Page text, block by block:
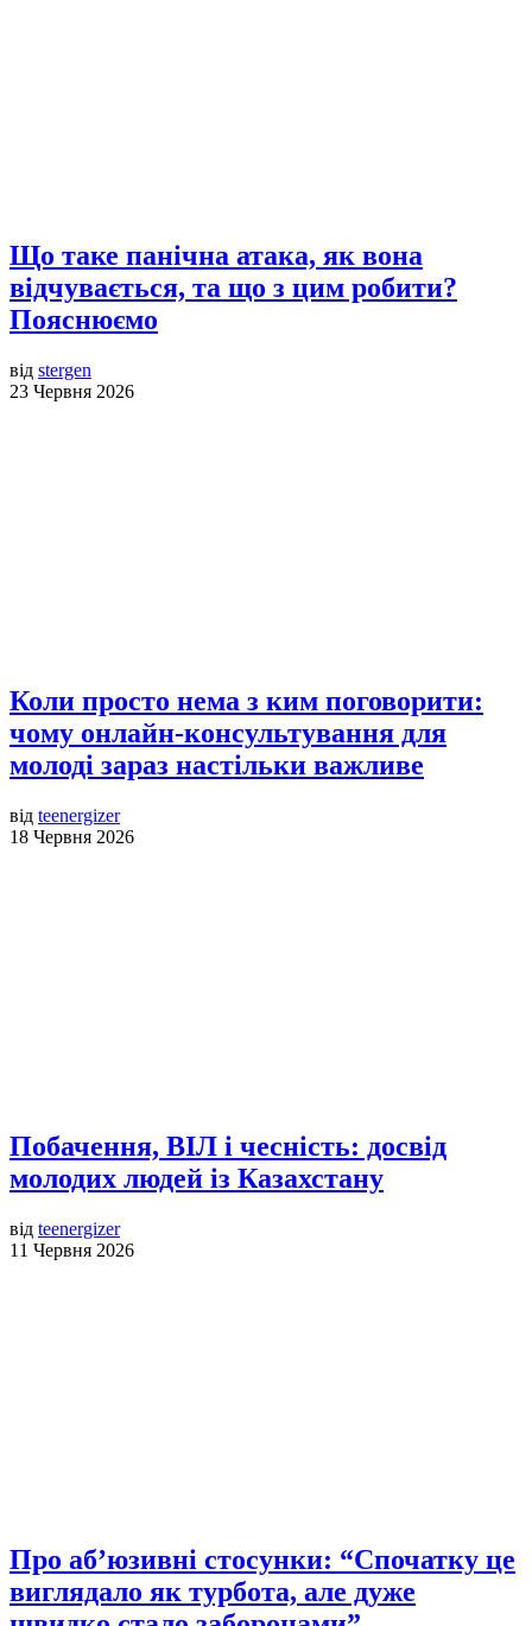
Що таке панічна атака, як вона
відчувається, та що з цим робити?
Пояснюємо
від stergen
23 Червня 2026
Коли просто нема з ким поговорити:
чому онлайн-консультування для
молоді зараз настільки важливе
від teenergizer
18 Червня 2026
Побачення, ВІЛ і чесність: досвід
молодих людей із Казахстану
від teenergizer
11 Червня 2026
Про аб’юзивні стосунки: “Спочатку це
виглядало як турбота, але дуже